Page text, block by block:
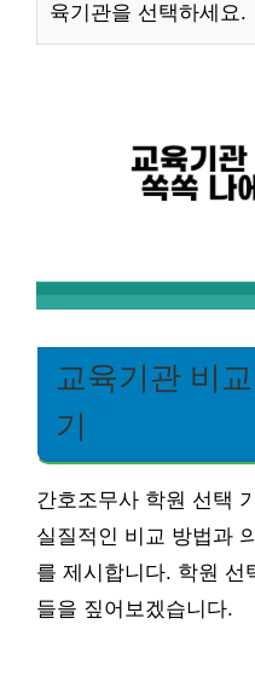
육기관을 선택하세요.
교육기관 비
기
간호조무사 학원 선택
실질적인 비교 방법과
를 제시합니다. 학원 선
들을 짚어보겠습니다.